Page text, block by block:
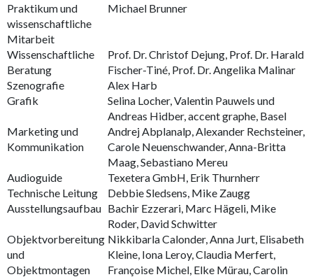
Praktikum und
wissenschaftliche
Mitarbeit
Michael Brunner
Wissenschaftliche
Beratung
Prof. Dr. Christof Dejung, Prof. Dr. Harald
Fischer-Tiné, Prof. Dr. Angelika Malinar
Szenografie
Alex Harb
Grafik
Selina Locher, Valentin Pauwels und
Andreas Hidber, accent graphe, Basel
Marketing und
Kommunikation
Andrej Abplanalp, Alexander Rechsteiner,
Carole Neuenschwander, Anna-Britta
Maag, Sebastiano Mereu
Audioguide
Texetera GmbH, Erik Thurnherr
Technische Leitung
Debbie Sledsens, Mike Zaugg
Ausstellungsaufbau Bachir Ezzerari, Marc Hägeli, Mike
Roder, David Schwitter
Objektvorbereitung
und
Objektmontagen
Nikkibarla Calonder, Anna Jurt, Elisabeth
Kleine, Iona Leroy, Claudia Merfert,
Françoise Michel, Elke Mürau, Carolin